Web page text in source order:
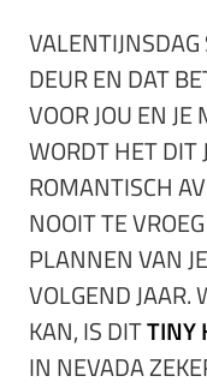
DEUR EN DAT
VOOR JOU EN
WORDT HET DIT
ROMANTISCH
NOOIT TE
PLANNEN VAN
VOLGEND
KAN, IS DITTINY
IN NEVADA